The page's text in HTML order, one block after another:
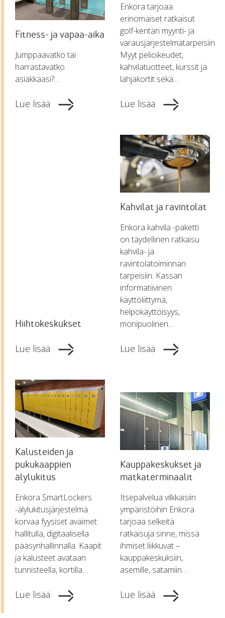
Fitness- ja vapaa-aika
Jumppaavatko tai
harrastavatko
asiakkaasi?…
Lue lisää
Enkora tarjoaa
erinomaiset ratkaisut
golf-kentän myynti- ja
varausjärjestelmätarpeisiin.
Myyt pelioikeudet,
kahvilatuotteet, kurssit ja
lahjakortit sekä…
Lue lisää
Hiihtokeskukset
Lue lisää
Kahvilat ja ravintolat
Enkora kahvila -paketti
on täydellinen ratkaisu
kahvila- ja
ravintolatoiminnan
tarpeisiin. Kassan
informatiivinen
käyttöliittymä,
helpokäyttöisyys,
monipuolinen…
Lue lisää
Kalusteiden ja
pukukaappien
älylukitus
Enkora SmartLockers
-älylukitusjärjestelmä
korvaa fyysiset avaimet
hallitulla, digitaalisella
pääsynhallinnalla. Kaapit
ja kalusteet avataan
tunnisteella, kortilla…
Lue lisää
Kauppakeskukset ja
matkaterminaalit
Itsepalvelua vilkkaisiin
ympäristöihin Enkora
tarjoaa selkeitä
ratkaisuja sinne, missä
ihmiset liikkuvat –
kauppakeskuksiin,
asemille, satamiin…
Lue lisää